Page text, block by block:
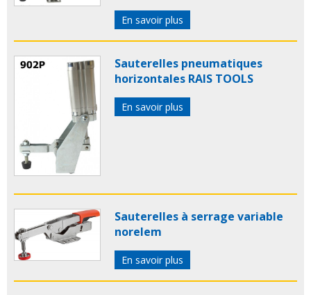
En savoir plus
Sauterelles pneumatiques
horizontales RAIS TOOLS
En savoir plus
Sauterelles à serrage variable
norelem
En savoir plus